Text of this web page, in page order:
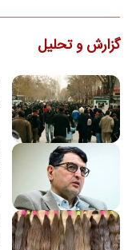
گزارش و تحلیل